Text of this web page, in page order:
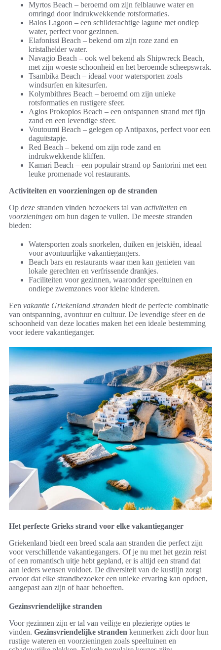
Myrtos Beach – beroemd om zijn felblauwe water en
omringd door indrukwekkende rotsformaties.
Balos Lagoon – een schilderachtige lagune met ondiep
water, perfect voor gezinnen.
Elafonissi Beach – bekend om zijn roze zand en
kristalhelder water.
Navagio Beach – ook wel bekend als Shipwreck Beach,
met zijn woeste schoonheid en het beroemde scheepswrak.
Tsambika Beach – ideaal voor watersporten zoals
windsurfen en kitesurfen.
Kolymbithres Beach – beroemd om zijn unieke
rotsformaties en rustigere sfeer.
Agios Prokopios Beach – een ontspannen strand met fijn
zand en een levendige sfeer.
Voutoumi Beach – gelegen op Antipaxos, perfect voor een
daguitstapje.
Red Beach – bekend om zijn rode zand en
indrukwekkende kliffen.
Kamari Beach – een populair strand op Santorini met een
leuke promenade vol restaurants.
Activiteiten en voorzieningen op de stranden
Op deze stranden vinden bezoekers tal van activiteiten en
voorzieningen om hun dagen te vullen. De meeste stranden
bieden:
Watersporten zoals snorkelen, duiken en jetskiën, ideaal
voor avontuurlijke vakantiegangers.
Beach bars en restaurants waar men kan genieten van
lokale gerechten en verfrissende drankjes.
Faciliteiten voor gezinnen, waaronder speeltuinen en
ondiepe zwemzones voor kleine kinderen.
Een vakantie Griekenland stranden biedt de perfecte combinatie
van ontspanning, avontuur en cultuur. De levendige sfeer en de
schoonheid van deze locaties maken het een ideale bestemming
voor iedere vakantieganger.
Het perfecte Grieks strand voor elke vakantieganger
Griekenland biedt een breed scala aan stranden die perfect zijn
voor verschillende vakantiegangers. Of je nu met het gezin reist
of een romantisch uitje hebt gepland, er is altijd een strand dat
aan ieders wensen voldoet. De diversiteit van de kustlijn zorgt
ervoor dat elke strandbezoeker een unieke ervaring kan opdoen,
aangepast aan zijn of haar behoeften.
Gezinsvriendelijke stranden
Voor gezinnen zijn er tal van veilige en plezierige opties te
vinden. Gezinsvriendelijke stranden kenmerken zich door hun
rustige wateren en voorzieningen zoals speeltuinen en